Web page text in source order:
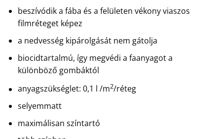
beszívódik a fába és a felületen vékony viaszos
filmréteget képez
a nedvesség kipárolgását nem gátolja
biocidtartalmú, így megvédi a faanyagot a
különböző gombáktól
anyagszükséglet: 0,1 l /m2/réteg
selyemmatt
maximálisan színtartó